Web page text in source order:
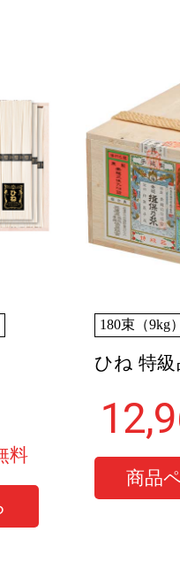
180束（9kg
ひね 特